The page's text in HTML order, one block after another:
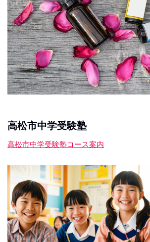
高松市中学受験塾
高松市中学受験塾コース案内